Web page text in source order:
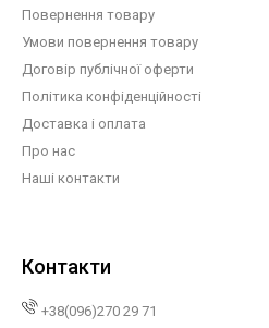
Повернення товару
Умови повернення товару
Договір публічної оферти
Політика конфіденційності
Доставка і оплата
Про нас
Наші контакти
Контакти
+38(096)270 29 71